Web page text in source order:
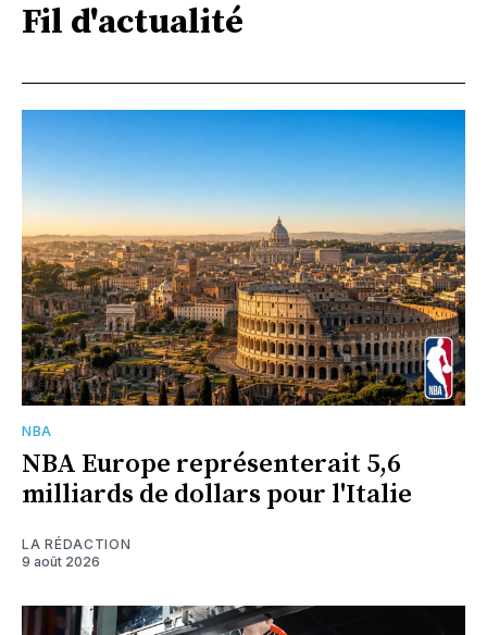
Fil d'actualité
NBA
NBA Europe représenterait 5,6
milliards de dollars pour l'Italie
LA RÉDACTION
9 août 2026